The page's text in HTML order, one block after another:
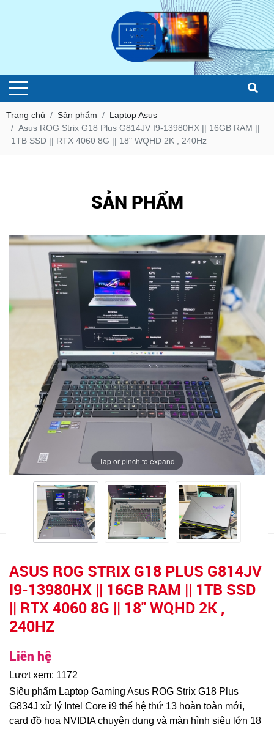
Trang chủ Sản phẩm
Laptop Asus
Asus ROG Strix G18 Plus G814JV I9-13980HX || 16GB RAM ||
1TB SSD || RTX 4060 8G || 18" WQHD 2K , 240Hz
SẢN PHẨM
Tap or pinch to expand
ASUS ROG STRIX G18 PLUS G814JV
I9-13980HX || 16GB RAM || 1TB SSD
|| RTX 4060 8G || 18" WQHD 2K ,
240HZ
Liên hệ
Lượt xem: 1172
Siêu phẩm Laptop Gaming Asus ROG Strix G18 Plus
G834J xử lý Intel Core i9 thế hệ thứ 13 hoàn toàn mới,
card đồ họa NVIDIA chuyên dụng và màn hình siêu lớn 18